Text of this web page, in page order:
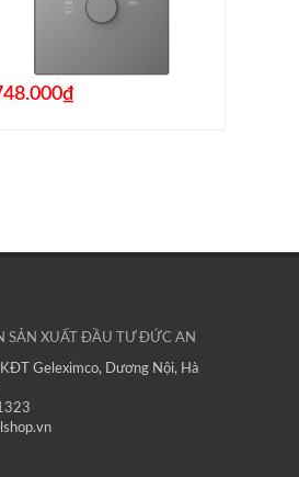
SẢN XUẤT ĐẦU TƯ ĐỨC AN
Geleximco, Dương Nội, Hà